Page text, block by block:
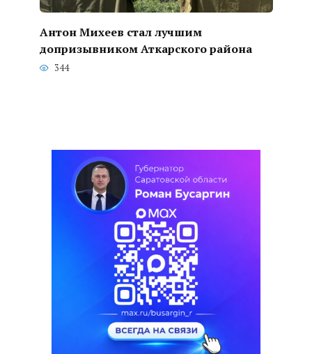
Антон Михеев стал лучшим
допризывником Аткарского района
344